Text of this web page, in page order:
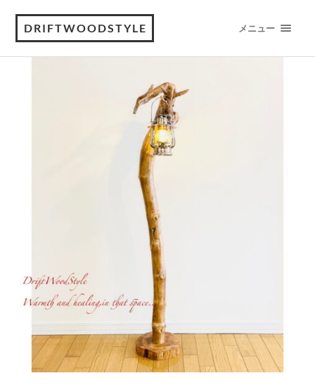
DRIFTWOODSTYLE メニュー